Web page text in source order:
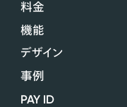
料金
機能
デザイン
事例
PAY ID